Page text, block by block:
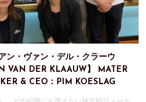
ン・ヴァン・デル・クラーウ
VAN DER KLAAUW】 MATER
& CEO：PIM KOESLAG